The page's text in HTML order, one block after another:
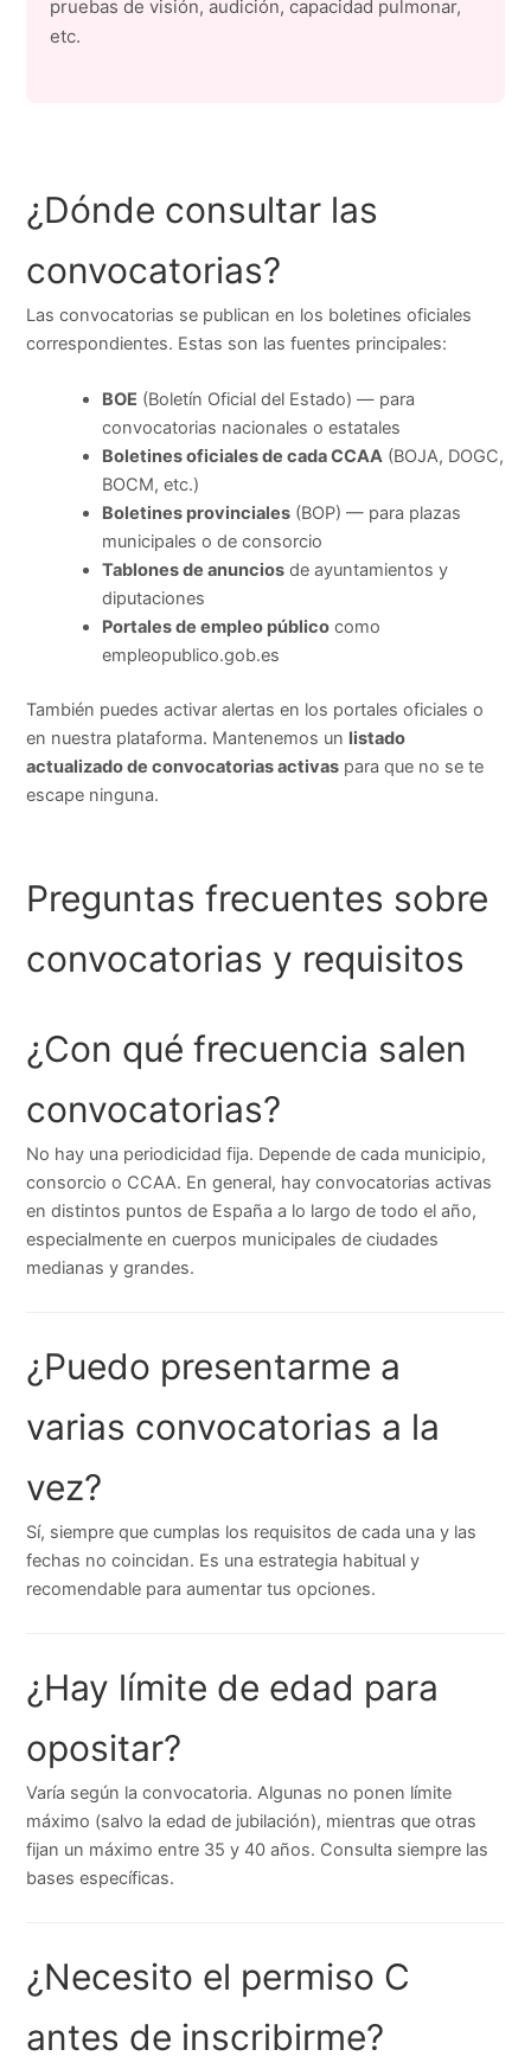
pruebas de visión, audición, capacidad pulmonar,
etc.
¿Dónde consultar las
convocatorias?
Las convocatorias se publican en los boletines oficiales
correspondientes. Estas son las fuentes principales:
BOE (Boletín Oficial del Estado) — para
convocatorias nacionales o estatales
Boletines oficiales de cada CCAA(BOJA, DOGC,
BOCM, etc.)
Boletines provinciales(BOP) — para plazas
municipales o de consorcio
Tablones de anunciosde ayuntamientos y
diputaciones
Portales de empleo públicocomo
empleopublico.gob.es
También puedes activar alertas en los portales oficiales o
en nuestra plataforma. Mantenemos un listado
actualizado de convocatorias activaspara que no se te
escape ninguna.
Preguntas frecuentes sobre
convocatorias y requisitos
¿Con qué frecuencia salen
convocatorias?
No hay una periodicidad fija. Depende de cada municipio,
consorcio o CCAA. En general, hay convocatorias activas
en distintos puntos de España a lo largo de todo el año,
especialmente en cuerpos municipales de ciudades
medianas y grandes.
¿Puedo presentarme a
varias convocatorias a la
vez?
Sí, siempre que cumplas los requisitos de cada una y las
fechas no coincidan. Es una estrategia habitual y
recomendable para aumentar tus opciones.
¿Hay límite de edad para
opositar?
Varía según la convocatoria. Algunas no ponen límite
máximo (salvo la edad de jubilación), mientras que otras
fijan un máximo entre 35 y 40 años. Consulta siempre las
bases específicas.
¿Necesito el permiso C
antes de inscribirme?